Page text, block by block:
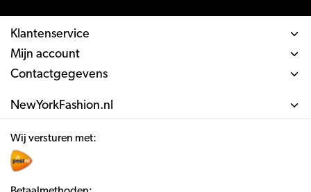
Klantenservice
Mijn account
Contactgegevens
NewYorkFashion.nl
Wij versturen met: